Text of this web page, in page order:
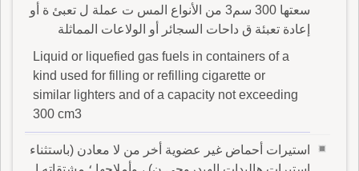
سعتها 300 سم3 من الأنواع المس ت عملة ل تعبئ ة أو
إعادة تعبئة ق داحات السجائر أو الولاعات المماثلة
Liquid or liquefied gas fuels in containers of a
kind used for filling or refilling cigarette or
similar lighters and of a capacity not exceeding
300 cm3
استيرات أحماض غير عضوية أخر من لا معادن (باستثناء